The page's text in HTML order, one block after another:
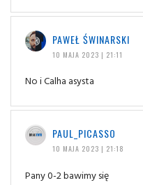
PAWEŁ ŚWINARSKI
10 MAJA 2023 | 21:11
No i Calha asysta
PAUL_PICASSO
10 MAJA 2023 | 21:18
Pany 0-2 bawimy się